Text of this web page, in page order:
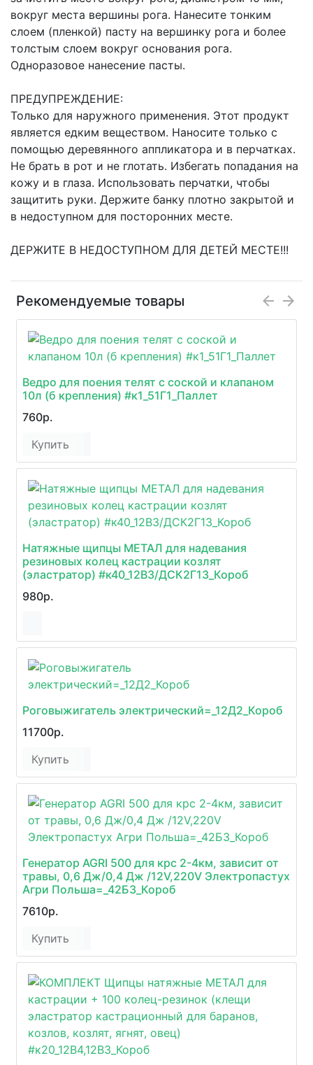
вокруг места вершины рога. Нанесите тонким
слоем (пленкой) пасту на вершинку рога и более
толстым слоем вокруг основания рога.
Одноразовое нанесение пасты.
ПРЕДУПРЕЖДЕНИЕ:
Только для наружного применения. Этот продукт
является едким веществом. Наносите только с
помощью деревянного аппликатора и в перчатках.
Не брать в рот и не глотать. Избегать попадания на
кожу и в глаза. Использовать перчатки, чтобы
защитить руки. Держите банку плотно закрытой и
в недоступном для посторонних месте.
ДЕРЖИТЕ В НЕДОСТУПНОМ ДЛЯ ДЕТЕЙ МЕСТЕ!!!
Рекомендуемые товары
Ведро для поения телят с соской и клапаном
10л (б крепления) #к1_51Г1_Паллет
760р.
Купить
Натяжные щипцы МЕТАЛ для надевания
резиновых колец кастрации козлят
(эластратор) #к40_12В3/ДСК2Г13_Короб
980р.
Роговыжигатель электрический=_12Д2_Короб
11700р.
Купить
Генератор AGRI 500 для крс 2-4км, зависит от
травы, 0,6 Дж/0,4 Дж /12V,220V Электропастух
Агри Польша=_42Б3_Короб
7610р.
Купить